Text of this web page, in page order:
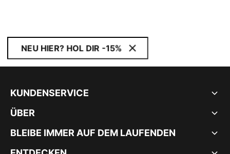
NEU HIER? HOL DIR -15%
KUNDENSERVICE
ÜBER
BLEIBE IMMER AUF DEM LAUFENDEN